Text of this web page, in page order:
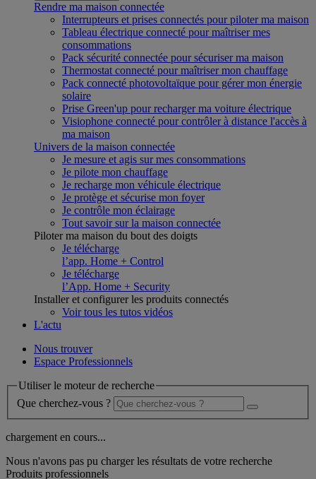
Rendre ma maison connectée
Interrupteurs et prises connectés pour piloter ma maison
Tableau électrique connecté pour maîtriser mes
consommations
Pack sécurité connectée pour sécuriser ma maison
Thermostat connecté pour maîtriser mon chauffage
Pack connecté photovoltaïque pour gérer mon énergie
solaire
Prise Green'up pour recharger ma voiture électrique
Visiophone connecté pour contrôler à distance l'accès à
ma maison
Univers de la maison connectée
Je mesure et agis sur mes consommations
Je pilote mon chauffage
Je recharge mon véhicule électrique
Je protège et sécurise mon foyer
Je contrôle mon éclairage
Tout savoir sur la maison connectée
Piloter ma maison du bout des doigts
Je télécharge
l’app. Home + Control
Je télécharge
l’App. Home + Security
Installer et configurer les produits connectés
Voir tous les tutos vidéos
L'actu
Nous trouver
Espace Professionnels
Utiliser le moteur de recherche
Que cherchez-vous ?
chargement en cours...
Nous n'avons pas pu charger les résultats de votre recherche
Produits professionnels